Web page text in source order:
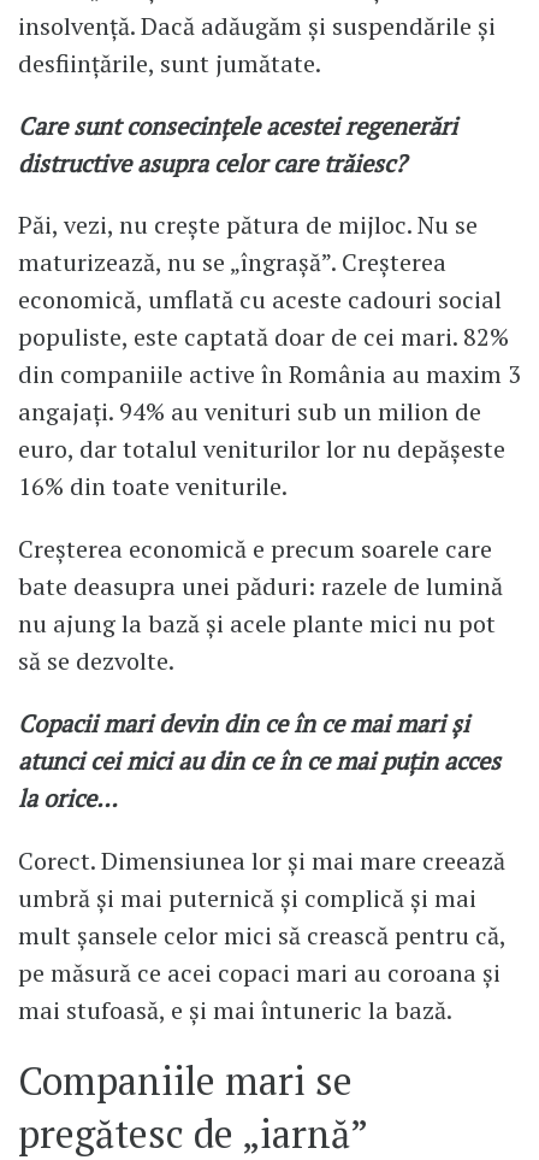
insolvență. Dacă adăugăm și suspendările și
desființările, sunt jumătate.
Care sunt consecințele acestei regenerări
distructive asupra celor care trăiesc?
Păi, vezi, nu crește pătura de mijloc. Nu se
maturizează, nu se „îngrașă”. Creșterea
economică, umflată cu aceste cadouri social
populiste, este captată doar de cei mari. 82%
din companiile active în România au maxim 3
angajați. 94% au venituri sub un milion de
euro, dar totalul veniturilor lor nu depășeste
16% din toate veniturile.
Creșterea economică e precum soarele care
bate deasupra unei păduri: razele de lumină
nu ajung la bază și acele plante mici nu pot
să se dezvolte.
Copacii mari devin din ce în ce mai mari și
atunci cei mici au din ce în ce mai puțin acces
la orice…
Corect. Dimensiunea lor și mai mare creează
umbră și mai puternică și complică și mai
mult șansele celor mici să crească pentru că,
pe măsură ce acei copaci mari au coroana și
mai stufoasă, e și mai întuneric la bază.
Companiile mari se
pregătesc de „iarnă”